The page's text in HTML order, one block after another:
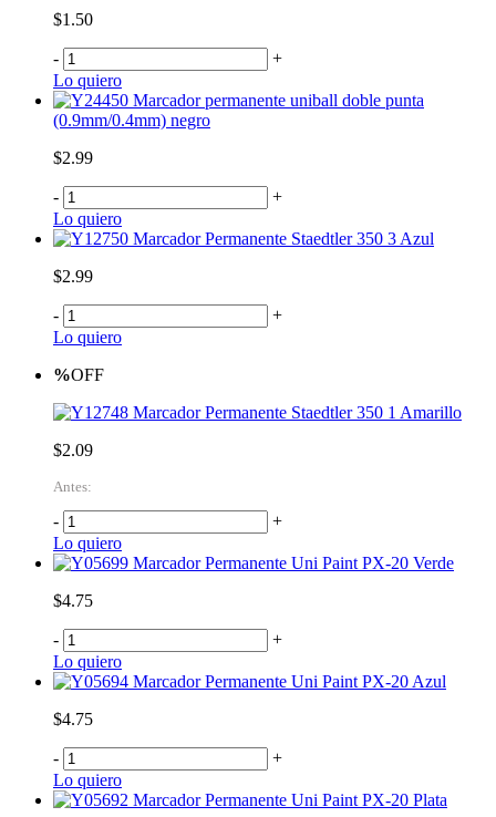
$1.50
-
+
Lo quiero
Marcador permanente uniball doble punta
(0.9mm/0.4mm) negro
$2.99
-
+
Lo quiero
Marcador Permanente Staedtler 350 3 Azul
$2.99
-
+
Lo quiero
%OFF
Marcador Permanente Staedtler 350 1 Amarillo
$2.09
Antes:
-
+
Lo quiero
Marcador Permanente Uni Paint PX-20 Verde
$4.75
-
+
Lo quiero
Marcador Permanente Uni Paint PX-20 Azul
$4.75
-
+
Lo quiero
Marcador Permanente Uni Paint PX-20 Plata